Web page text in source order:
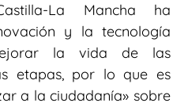
La Mancha ha
y la tecnología
la vida de las
etapas, por lo que es
a la ciudadanía» sobre